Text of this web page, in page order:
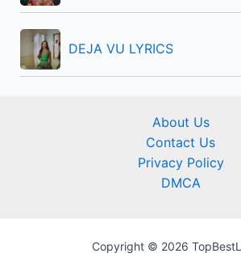
DEJA VU LYRICS
About Us
Contact Us
Privacy Policy
DMCA
Copyright © 2026